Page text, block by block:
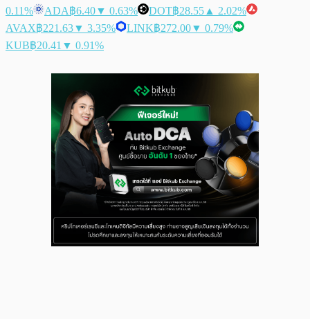
0.11%
ADA฿6.40▼ 0.63% DOT฿28.55 ▲ 2.02%
AVAX฿221.63▼ 3.35% LINK฿272.00▼ 0.79%
KUB฿20.41 ▼ 0.91%